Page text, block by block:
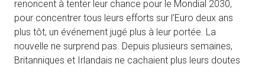
renoncent à tenter leur chance pour le Mondial 2030,
pour concentrer tous leurs efforts sur l’Euro deux ans
plus tôt, un événement jugé plus à leur portée. La
nouvelle ne surprend pas. Depuis plusieurs semaines,
Britanniques et Irlandais ne cachaient plus leurs doutes